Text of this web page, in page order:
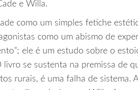
e Willa.
como um simples fetiche
como um abismo de
ele é um estudo sobre o
se sustenta na premissa de
rurais, é uma falha de sistema.